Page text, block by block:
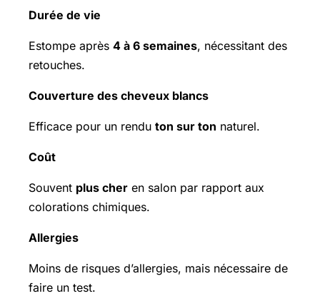
Durée de vie
Estompe après 4 à 6 semaines, nécessitant des
retouches.
Couverture des cheveux blancs
Efficace pour un rendu ton sur ton naturel.
Coût
Souvent plus cher en salon par rapport aux
colorations chimiques.
Allergies
Moins de risques d’allergies, mais nécessaire de
faire un test.